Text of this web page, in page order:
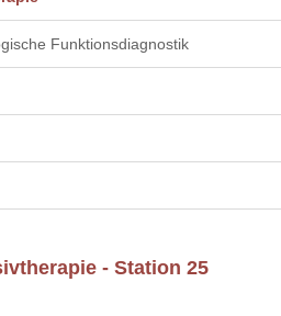
Funktionsdiagnostik
- Station 25